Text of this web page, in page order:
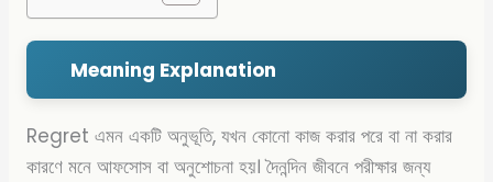
Meaning Explanation
Regret এমন একটি অনুভূতি, যখন কোনো কাজ করার পরে বা না করার
কারণে মনে আফসোস বা অনুশোচনা হয়। দৈনন্দিন জীবনে পরীক্ষার জন্য